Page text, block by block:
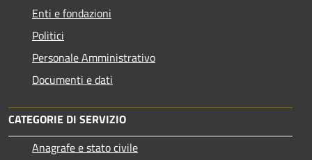
Enti e fondazioni
Politici
Personale Amministrativo
Documenti e dati
CATEGORIE DI SERVIZIO
Anagrafe e stato civile